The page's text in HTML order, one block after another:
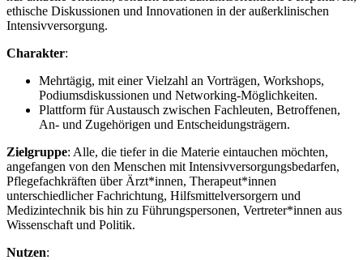
ethische Diskussionen und Innovationen in der außerklinischen
Intensivversorgung.
Charakter:
Mehrtägig, mit einer Vielzahl an Vorträgen, Workshops,
Podiumsdiskussionen und Networking-Möglichkeiten.
Plattform für Austausch zwischen Fachleuten, Betroffenen,
An- und Zugehörigen und Entscheidungsträgern.
Zielgruppe: Alle, die tiefer in die Materie eintauchen möchten,
angefangen von den Menschen mit Intensivversorgungsbedarfen,
Pflegefachkräften über Ärzt*innen, Therapeut*innen
unterschiedlicher Fachrichtung, Hilfsmittelversorgern und
Medizintechnik bis hin zu Führungspersonen, Vertreter*innen aus
Wissenschaft und Politik.
Nutzen: